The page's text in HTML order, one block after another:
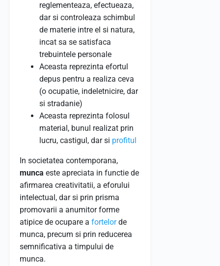
reglementeaza, efectueaza,
dar si controleaza schimbul
de materie intre el si natura,
incat sa se satisfaca
trebuintele personale
Aceasta reprezinta efortul
depus pentru a realiza ceva
(o ocupatie, indeletnicire, dar
si stradanie)
Aceasta reprezinta folosul
material, bunul realizat prin
lucru, castigul, dar si profitul
In societatea contemporana,
munca este apreciata in functie de
afirmarea creativitatii, a eforului
intelectual, dar si prin prisma
promovarii a anumitor forme
atipice de ocupare a fortelorde
munca, precum si prin reducerea
semnificativa a timpului de
munca.